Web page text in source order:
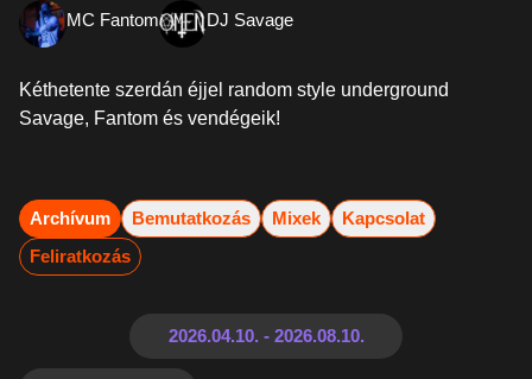
MC Fantom DJ Savage
Kéthetente szerdán éjjel random style underground
Savage, Fantom és vendégeik!
Archívum Bemutatkozás Mixek
Kapcsolat
Feliratkozás